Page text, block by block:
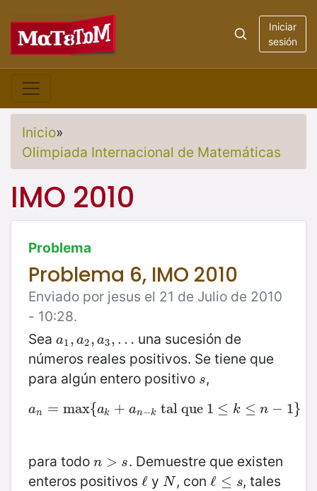
Iniciar
sesión
Inicio»
Olimpiada Internacional de Matemáticas
IMO 2010
Problema
Problema 6, IMO 2010
Enviado por jesus el 21 de Julio de 2010
- 10:28.
Sea a1, a2, a3, …
a1 ,a2,a3,…
una sucesión de
números reales positivos. Se tiene que
para algún entero positivo s
s,
an = max{ak + an−k tal que 1 ≤ k ≤ n − 1}
a n=max{ak+an− ktal que 1≤ k≤n −1 }
para todo n > s
n>s
. Demuestre que existen
enteros positivos ℓ
ℓ y N
N , conℓ ≤ s
ℓ ≤s
, tales